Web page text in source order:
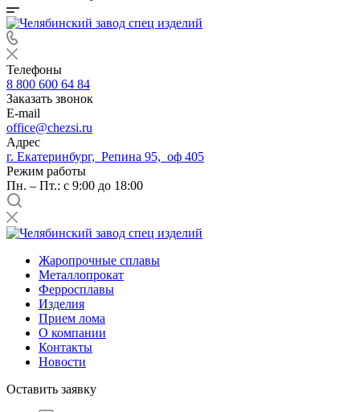
Телефоны
8 800 600 64 84
Заказать звонок
E-mail
office@chezsi.ru
Адрес
г. Екатеринбург, Репина 95, оф 405
Режим работы
Пн. – Пт.: с 9:00 до 18:00
Жаропрочные сплавы
Металлопрокат
Ферросплавы
Изделия
Прием лома
О компании
Контакты
Новости
Оставить заявку